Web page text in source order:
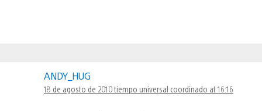
ANDY_HUG
18 de agosto de 2010 tiempo universal coordinado at 16:16